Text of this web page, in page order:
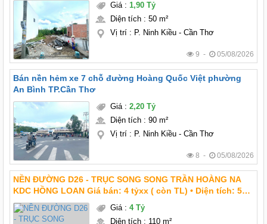
Giá: 1,90 Tỷ
Diện tích: 50 m²
Vị trí: P. Ninh Kiều - Cần Thơ
9 - 05/08/2026
Bán nền hẻm xe 7 chỗ đường Hoàng Quốc Việt phường
An Bình TP.Cần Thơ
Giá: 2,20 Tỷ
Diện tích: 90 m²
Vị trí: P. Ninh Kiều - Cần Thơ
8 - 05/08/2026
NỀN ĐƯỜNG D26 - TRỤC SONG SONG TRẦN HOÀNG NA
KDC HỒNG LOAN Giá bán: 4 tỷxx ( còn TL) • Diện tích: 5m
x 22m = 110m2 • Hướng: Tây Nam • Lộ giới : 20m
Giá: 4 Tỷ
Diện tích: 110 m²